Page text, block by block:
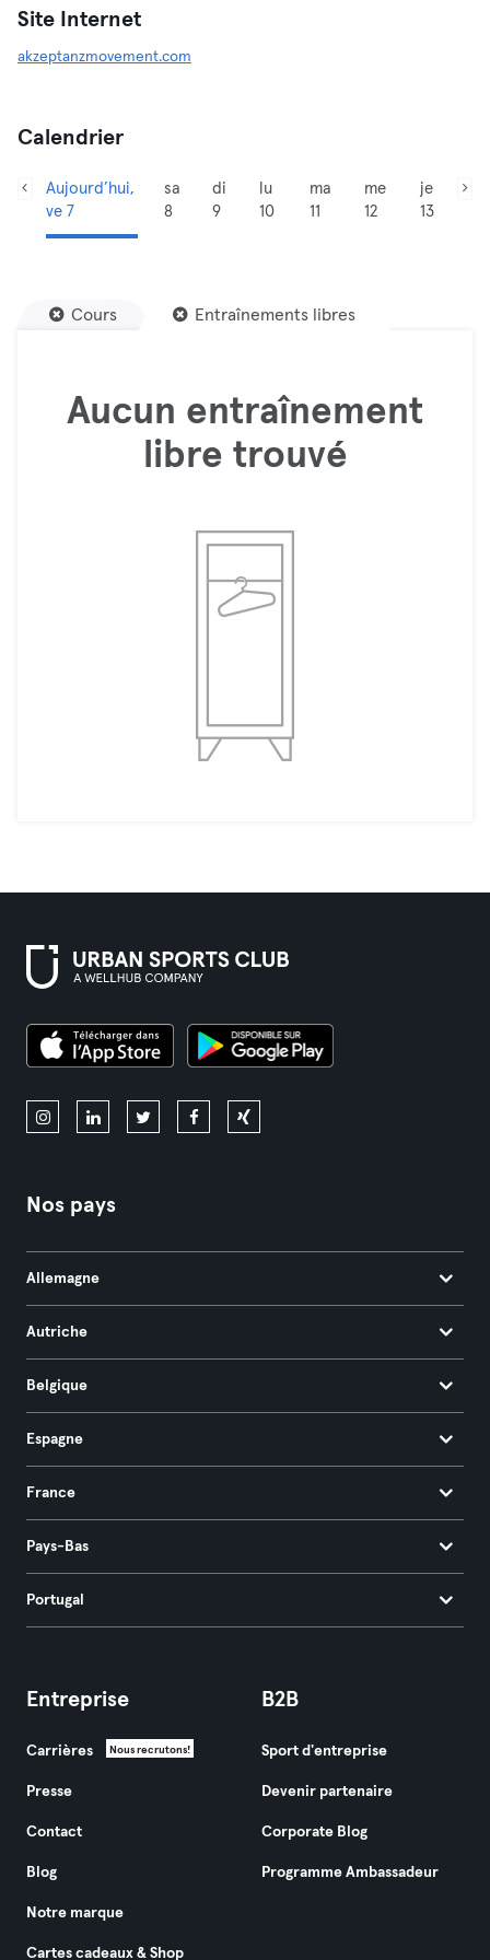
Site Internet
akzeptanzmovement.com
Calendrier
Aujourd’hui,
ve 7
sa
8
di
9
lu
10
ma
11
me
12
je
13
Cours Entraînements libres
Aucun entraînement
libre trouvé
Nos pays
Allemagne
Autriche
Belgique
Espagne
France
Pays-Bas
Portugal
Entreprise
Carrières Nous recrutons!
Presse
Contact
Blog
Notre marque
Cartes cadeaux & Shop
B2B
Sport d'entreprise
Devenir partenaire
Corporate Blog
Programme Ambassadeur